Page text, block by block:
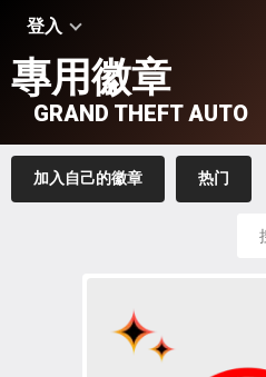
登入
專用徽章
GRAND THEFT AUTO
加入自己的徽章 热门